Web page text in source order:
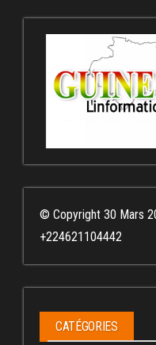
© Copyright 30 Mars
+224621104442
CATÉGORIES